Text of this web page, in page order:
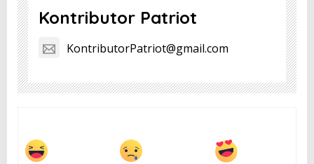
Kontributor Patriot
KontributorPatriot@gmail.com